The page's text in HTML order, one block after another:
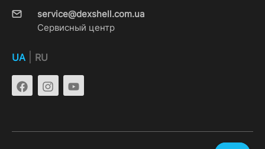
service@dexshell.com.ua
Сервисный центр
UA RU